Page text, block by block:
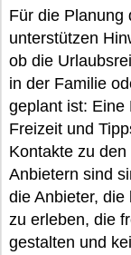
Für die Planung
unterstützen
ob die
in der Familie
geplant ist: Eine
Freizeit und
Kontakte zu
Anbietern sind
die Anbieter,
zu erleben, die
gestalten und